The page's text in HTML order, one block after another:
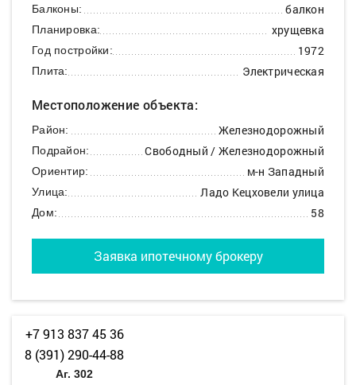
Балконы: балкон
Планировка: хрущевка
Год постройки: 1972
Плита: Электрическая
Местоположение объекта:
Район: Железнодорожный
Подрайон: Свободный / Железнодорожный
Ориентир: м-н Западный
Улица: Ладо Кецховели улица
Дом: 58
Заявка ипотечному брокеру
+7 913 837 45 36
8 (391) 290-44-88
Аг. 302